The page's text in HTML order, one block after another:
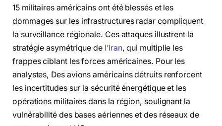
15 militaires américains ont été blessés et les
dommages sur les infrastructures radar compliquent
la surveillance régionale. Ces attaques illustrent la
stratégie asymétrique de l’Iran, qui multiplie les
frappes ciblant les forces américaines. Pour les
analystes, Des avions américains détruits renforcent
les incertitudes sur la sécurité énergétique et les
opérations militaires dans la région, soulignant la
vulnérabilité des bases aériennes et des réseaux de